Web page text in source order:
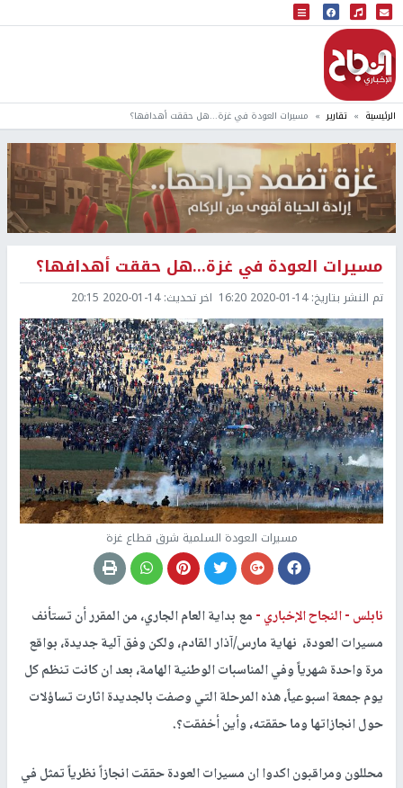
البث المباشر
إذاعة النجاح
الرئيسية تقارير مسيرات العودة في غزة...هل حققت أهدافها؟
مسيرات العودة في غزة...هل حققت أهدافها؟
تم النشر بتاريخ:2020-01-14 16:20 اخر تحديث:2020-01-14 20:15
مسيرات العودة السلمية شرق قطاع غزة
نابلس -النجاح الإخباري -مع بداية العام الجاري، من المقرر أن تستأنف
مسيرات العودة، نهاية مارس/آذار القادم، ولكن وفق آلية جديدة، بواقع
مرة واحدة شهرياً وفي المناسبات الوطنية الهامة، بعد ان كانت تنظم كل
يوم جمعة اسبوعياً، هذه المرحلة التي وصفت بالجديدة اثارت تساؤلات
حول انجازاتها وما حققته، وأين أخفقت؟.
محللون ومراقبون اكدوا ان مسيرات العودة حققت انجازاً نظرياً تمثل في